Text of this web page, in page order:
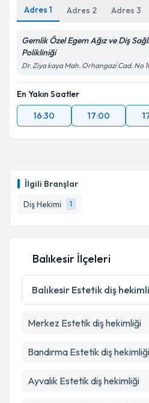
İlgili Branşlar
Diş Hekimi
1
Adres 1 Adres 2 Adres 3
Gemlik Özel Egem Ağız ve Diş
Polikliniği
Dr. Ziya kaya Mah. Orhangazi Cad. No
En Yakın Saatler
16:30
17:00
Balıkesir İlçeleri
Balıkesir Estetik diş
Merkez Estetik diş hekimliği
Bandırma Estetik diş hekimliği
Ayvalık Estetik diş hekimliği